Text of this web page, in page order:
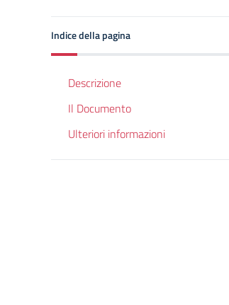
Indice della pagina
Descrizione
Il Documento
Ulteriori informazioni